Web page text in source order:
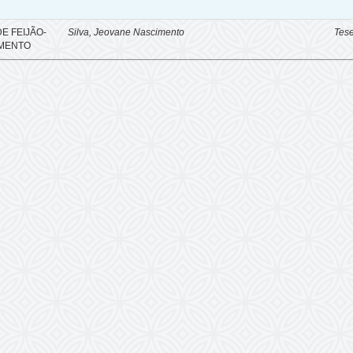
FEIJÃO-
Silva, Jeovane Nascimento